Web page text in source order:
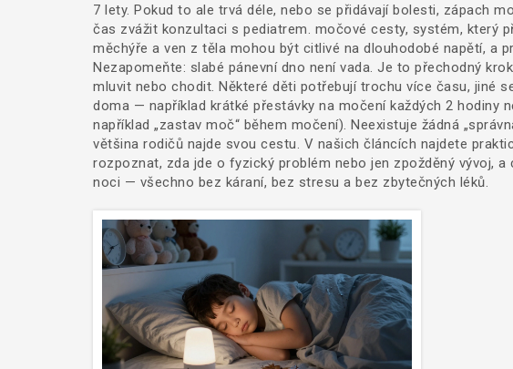
7 lety. Pokud to ale trvá déle, nebo se přidávají bolesti, zápach
čas zvážit konzultaci s pediatrem. močové cesty, systém, který
měchýře a ven z těla mohou být citlivé na dlouhodobé napětí, a
Nezapomeňte: slabé pánevní dno není vada. Je to přechodný
mluvit nebo chodit. Některé děti potřebují trochu více času, jiné
doma — například krátké přestávky na močení každých 2 hodiny
například „zastav moč“ během močení). Neexistuje žádná
většina rodičů najde svou cestu. V našich článcích najdete
rozpoznat, zda jde o fyzický problém nebo jen zpožděný vývoj,
noci — všechno bez káraní, bez stresu a bez zbytečných léků.